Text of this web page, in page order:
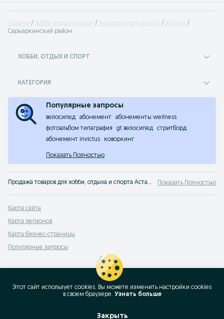
Главная Хобби, отдых и спорт Акмолинская область
Астана
Сарыаркинский район
ХОББИ, ОТДЫХ И СПОРТ
КАТЕГОРИЯ
Популярные запросы
велосипед абонемент
абонементы wellness
фотоальбом типаграфия
gt велосипед
стритборд
абонемент invictus
коворкинг
Показать Полностью
Продажа товаров для хобби, отдыха и спорта Астана: объявления OLX Астана. Отдыхайте вместе с OLX! Показать Полностью
Карта сайта
Карта регионов
Карта бизнес-страницы
Популярные запросы
Этот сайт использует cookies. Вы можете изменить настройки cookies
в своeм браузере. Узнать больше
Закрыть